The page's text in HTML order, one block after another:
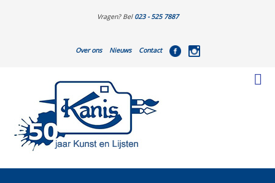
Vragen? Bel 023 - 525 7887
Over ons Nieuws Contact